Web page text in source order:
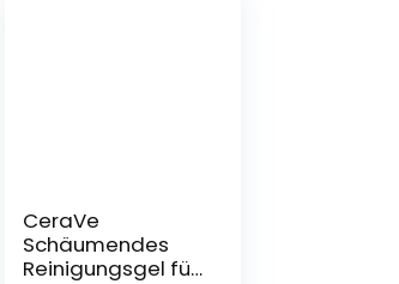
CeraVe
Schäumendes
Reinigungsgel für